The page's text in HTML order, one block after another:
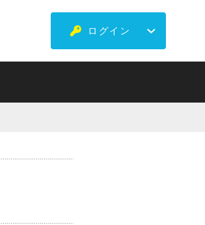
ログイン